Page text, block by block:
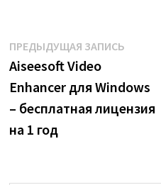
Навигация
по
записям
ПРЕДЫДУЩАЯ ЗАПИСЬ
Aiseesoft Video
Enhancer для Windows
– бесплатная лицензия
на 1 год